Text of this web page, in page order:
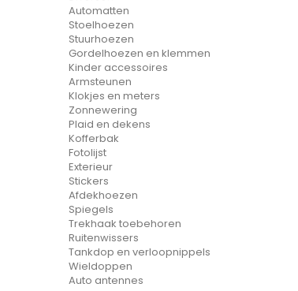
Automatten
Stoelhoezen
Stuurhoezen
Gordelhoezen en klemmen
Kinder accessoires
Armsteunen
Klokjes en meters
Zonnewering
Plaid en dekens
Kofferbak
Fotolijst
Exterieur
Stickers
Afdekhoezen
Spiegels
Trekhaak toebehoren
Ruitenwissers
Tankdop en verloopnippels
Wieldoppen
Auto antennes